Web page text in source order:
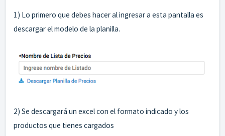
1) Lo primero que debes hacer al ingresar a esta pantalla es
descargar el modelo de la planilla.
2) Se descargará un excel con el formato indicado y los
productos que tienes cargados